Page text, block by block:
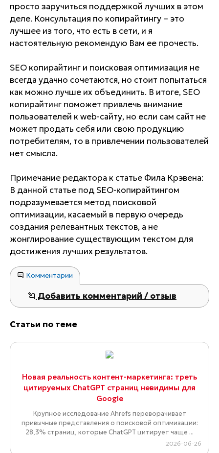
просто заручиться поддержкой лучших в этом
деле. Консультация по копирайтингу – это
лучшее из того, что есть в сети, и я
настоятельную рекомендую Вам ее прочесть.
SEO копирайтинг и поисковая оптимизация не
всегда удачно сочетаются, но стоит попытаться
как можно лучше их объединить. В итоге, SEO
копирайтинг поможет привлечь внимание
пользователей к web-сайту, но если сам сайт не
может продать себя или свою продукцию
потребителям, то в привлечении пользователей
нет смысла.
Примечание редактора к статье Фила Крэвена:
В данной статье под SEO-копирайтингом
подразумевается метод поисковой
оптимизации, касаемый в первую очередь
создания релевантных текстов, а не
жонглирование существующим текстом для
достижения лучших результатов.
Комментарии
Добавить комментарий / отзыв
Статьи по теме
Новая реальность контент-маркетинга: треть
цитируемых ChatGPT страниц невидимы для
Google
Крупное исследование Ahrefs переворачивает
привычные представления о поисковой оптимизации:
28,3% страниц, которые ChatGPT цитирует чаще ...
2026-06-26